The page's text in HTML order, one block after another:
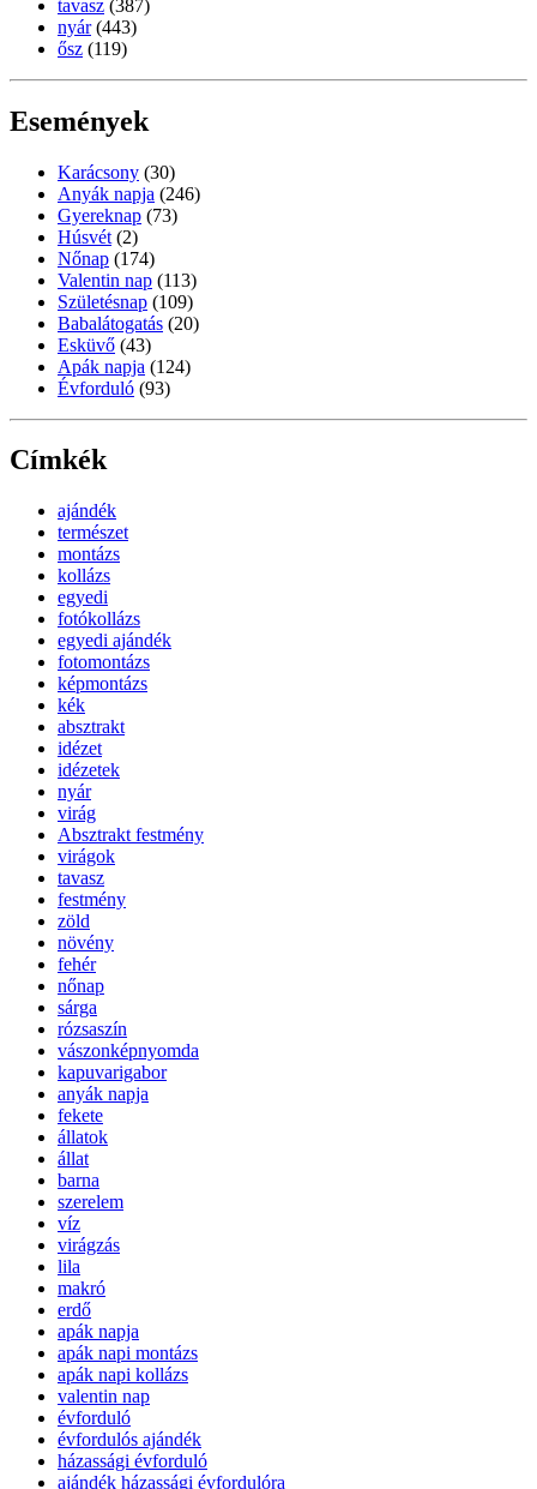
tavasz (387)
nyár (443)
ősz (119)
Események
Karácsony (30)
Anyák napja (246)
Gyereknap (73)
Húsvét (2)
Nőnap (174)
Valentin nap (113)
Születésnap (109)
Babalátogatás (20)
Esküvő (43)
Apák napja (124)
Évforduló (93)
Címkék
ajándék
természet
montázs
kollázs
egyedi
fotókollázs
egyedi ajándék
fotomontázs
képmontázs
kék
absztrakt
idézet
idézetek
nyár
virág
Absztrakt festmény
virágok
tavasz
festmény
zöld
növény
fehér
nőnap
sárga
rózsaszín
vászonképnyomda
kapuvarigabor
anyák napja
fekete
állatok
állat
barna
szerelem
víz
virágzás
lila
makró
erdő
apák napja
apák napi montázs
apák napi kollázs
valentin nap
évforduló
évfordulós ajándék
házassági évforduló
ajándék házassági évfordulóra